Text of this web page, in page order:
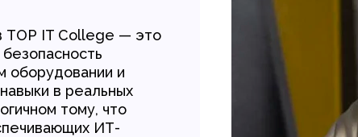
TOP IT College — это
оборудовании и
в реальных
тому, что
ИТ-